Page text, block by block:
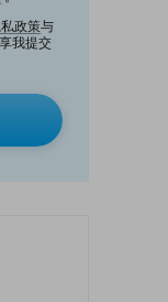
政策与
我提交